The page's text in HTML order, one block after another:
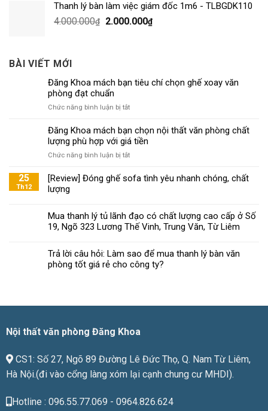
Thanh lý bàn làm việc giám đốc 1m6 - TLBGDK110
4.000.000₫ 2.000.000₫
BÀI VIẾT MỚI
Đăng Khoa mách bạn tiêu chí chọn ghế xoay văn
phòng đạt chuẩn
Chức năng bình luận bị tắtở
Khoa
mách
tiêu
chọn
phòng
đạt
Đăng Khoa mách bạn chọn nội thất văn phòng chất
lượng phù hợp với giá tiền
Chức năng bình luận bị tắtở
Khoa
nội
thất
chất
lượng
giá
25
Th12
[Review] Đóng ghế sofa tình yêu nhanh chóng, chất
lượng
Mua thanh lý tủ lãnh đạo có chất lượng cao cấp ở Số
19, Ngõ 323 Lương Thế Vinh, Trung Văn, Từ Liêm
Trả lời câu hỏi: Làm sao để mua thanh lý bàn văn
phòng tốt giá rẻ cho công ty?
Nội thất văn phòng Đăng Khoa
CS1: Số 27, Ngõ 89 Đường Lê Đức Thọ, Q. Nam Từ Liêm,
Hà Nội.(đi vào cổng làng xóm lại cạnh chung cư MHDI).
Hotline : 096.55.77.069 - 0964.826.624